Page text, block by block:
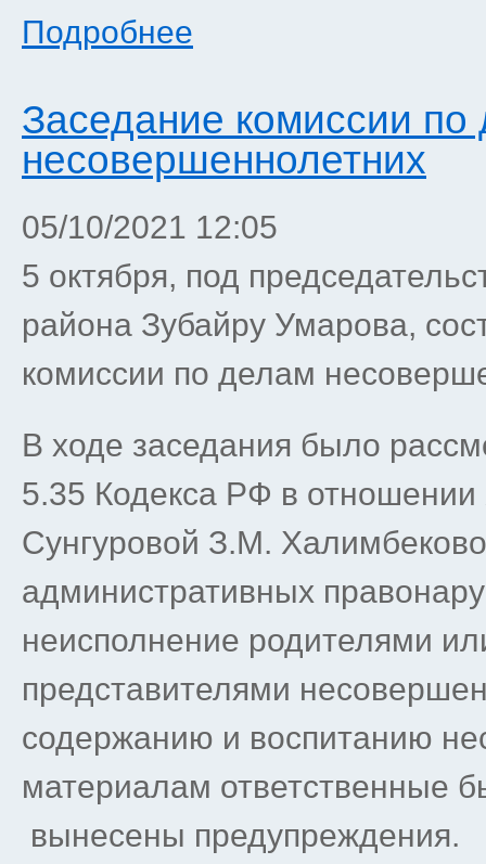
Подробнее
Заседание комиссии по
несовершеннолетних
05/10/2021 12:05
5 октября, под
района Зубайру Умарова,
комиссии по делам
В ходе заседания было
5.35 Кодекса РФ в
Сунгуровой З.М.
административных
неисполнение родителями
представителями
содержанию и воспитанию
материалам ответственные
вынесены предупреждения.